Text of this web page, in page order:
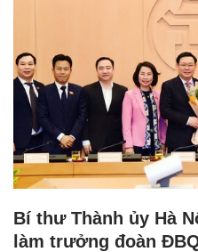
Bí thư Thành ủy Hà
làm trưởng đoàn